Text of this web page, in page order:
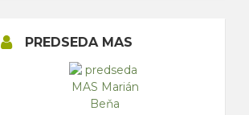
PREDSEDA MAS